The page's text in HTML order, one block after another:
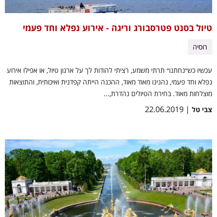
טיול בסנט פטרסבורג וריגה - אירוע נפלא וחד פעמי
רוסיה
עכשיו כש״נחתנו״ תרתי משמע, רציתי להודות לך על ארגון טיול, או אפילו אירוע
נפלא וחד פעמי, נהנינו מאוד מאוד, ההכנה הייתה קפדנית ואיכותית, והתוצאות
מוצלחות מאוד. בחירת הטיולים נהדרת,...
צבי טל | 22.06.2019